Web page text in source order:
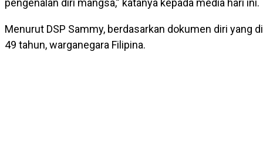
pengenalan diri mangsa,” katanya kepada media hari ini.
Menurut DSP Sammy, berdasarkan dokumen diri yang
49 tahun, warganegara Filipina.